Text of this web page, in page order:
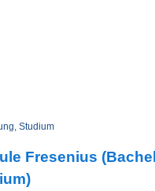
, Studium
Fresenius